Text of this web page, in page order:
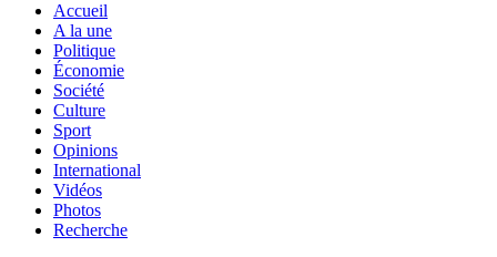
Accueil
A la une
Politique
Économie
Société
Culture
Sport
Opinions
International
Vidéos
Photos
Recherche